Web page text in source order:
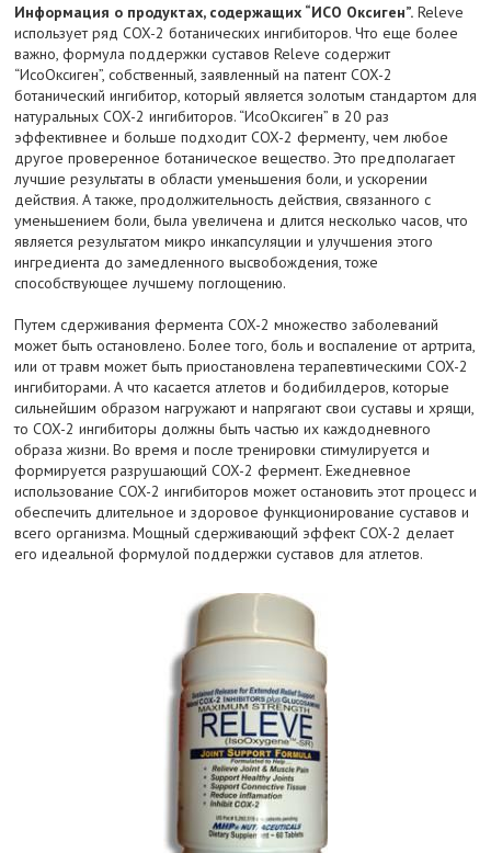
Информация о продуктах, содержащих “ИСО Оксиген”.Releve
использует ряд COX-2 ботанических ингибиторов. Что еще более
важно, формула поддержки суставов Releve содержит
“ИсоОксиген”, собственный, заявленный на патент COX-2
ботанический ингибитор, который является золотым стандартом для
натуральных COX-2 ингибиторов. “ИсоОксиген” в 20 раз
эффективнее и больше подходит COX-2 ферменту, чем любое
другое проверенное ботаническое вещество. Это предполагает
лучшие результаты в области уменьшения боли, и ускорении
действия. А также, продолжительность действия, связанного с
уменьшением боли, была увеличена и длится несколько часов, что
является результатом микро инкапсуляции и улучшения этого
ингредиента до замедленного высвобождения, тоже
способствующее лучшему поглощению.
Путем сдерживания фермента COX-2 множество заболеваний
может быть остановлено. Более того, боль и воспаление от артрита,
или от травм может быть приостановлена терапевтическими COX-2
ингибиторами. А что касается атлетов и бодибилдеров, которые
сильнейшим образом нагружают и напрягают свои суставы и хрящи,
то COX-2 ингибиторы должны быть частью их каждодневного
образа жизни. Во время и после тренировки стимулируется и
формируется разрушающий COX-2 фермент. Ежедневное
использование COX-2 ингибиторов может остановить этот процесс и
обеспечить длительное и здоровое функционирование суставов и
всего организма. Мощный сдерживающий эффект COX-2 делает
его идеальной формулой поддержки суставов для атлетов.